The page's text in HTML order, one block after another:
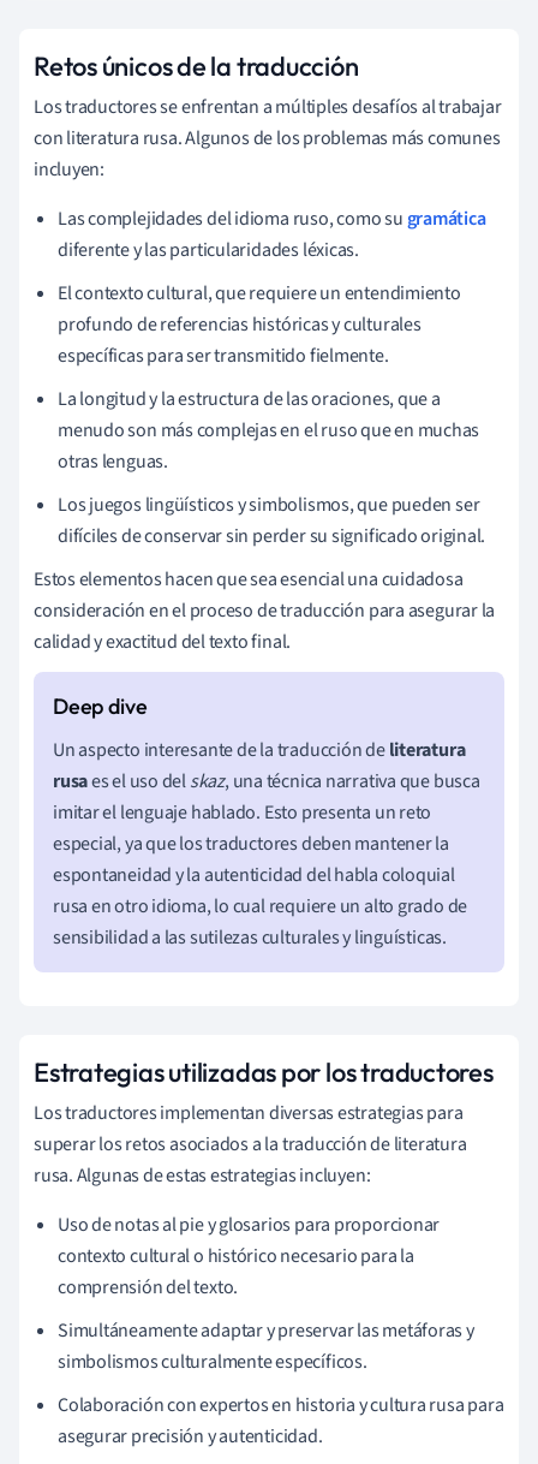
Retos únicos de la traducción
Los traductores se enfrentan a múltiples desafíos al trabajar
con literatura rusa. Algunos de los problemas más comunes
incluyen:
Las complejidades del idioma ruso, como su gramática
diferente y las particularidades léxicas.
El contexto cultural, que requiere un entendimiento
profundo de referencias históricas y culturales
específicas para ser transmitido fielmente.
La longitud y la estructura de las oraciones, que a
menudo son más complejas en el ruso que en muchas
otras lenguas.
Los juegos lingüísticos y simbolismos, que pueden ser
difíciles de conservar sin perder su significado original.
Estos elementos hacen que sea esencial una cuidadosa
consideración en el proceso de traducción para asegurar la
calidad y exactitud del texto final.
Un aspecto interesante de la traducción deliteratura
rusaes el uso delskaz, una técnica narrativa que busca
imitar el lenguaje hablado. Esto presenta un reto
especial, ya que los traductores deben mantener la
espontaneidad y la autenticidad del habla coloquial
rusa en otro idioma, lo cual requiere un alto grado de
sensibilidad a las sutilezas culturales y linguísticas.
Estrategias utilizadas por los traductores
Los traductores implementan diversas estrategias para
superar los retos asociados a la traducción de literatura
rusa. Algunas de estas estrategias incluyen:
Uso de notas al pie y glosarios para proporcionar
contexto cultural o histórico necesario para la
comprensión del texto.
Simultáneamente adaptar y preservar las metáforas y
simbolismos culturalmente específicos.
Colaboración con expertos en historia y cultura rusa para
asegurar precisión y autenticidad.